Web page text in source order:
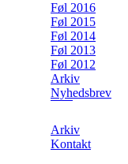
Føl 2016
Føl 2015
Føl 2014
Føl 2013
Føl 2012
Arkiv
Nyhedsbrev
Arkiv
Kontakt